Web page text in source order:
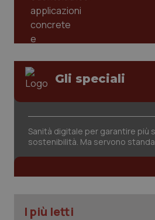
Gli speciali
Sanità digitale per garantire più
sostenibilità. Ma servono
I più letti
tracking-sites-ironfish-
tracking-enable
tracking-sites-ironfish-
session-id
_ga